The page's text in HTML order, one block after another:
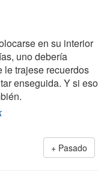
en su interior
uno debería
le trajese recuerdos
enseguida. Y si eso
Pasado